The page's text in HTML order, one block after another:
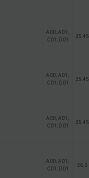
A00; A01;
C01; D01
25.45
A00; A01;
C01; D01
25.45
A00; A01;
C01; D01
25.45
A00; A01;
C01; D01
26.2